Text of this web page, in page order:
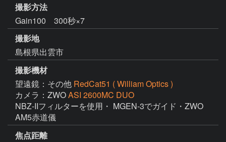
撮影方法
Gain100 300秒×7
撮影地
島根県出雲市
撮影機材
望遠鏡：その他 RedCat51 ( William Optics )
カメラ：ZWOASI 2600MC DUO
NBZ-IIフィルターを使用・ MGEN-3でガイド・ZWO
AM5赤道儀
焦点距離